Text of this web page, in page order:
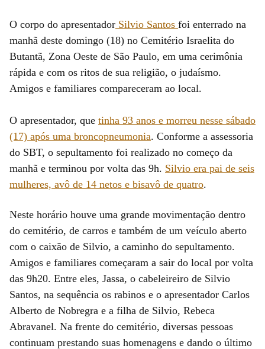
O corpo do apresentador Silvio Santos foi enterrado na
manhã deste domingo (18) no Cemitério Israelita do
Butantã, Zona Oeste de São Paulo, em uma cerimônia
rápida e com os ritos de sua religião, o judaísmo.
Amigos e familiares compareceram ao local.
O apresentador, que tinha 93 anos e morreu nesse sábado
(17) após uma broncopneumonia. Conforme a assessoria
do SBT, o sepultamento foi realizado no começo da
manhã e terminou por volta das 9h. Silvio era pai de seis
mulheres, avô de 14 netos e bisavô de quatro.
Neste horário houve uma grande movimentação dentro
do cemitério, de carros e também de um veículo aberto
com o caixão de Silvio, a caminho do sepultamento.
Amigos e familiares começaram a sair do local por volta
das 9h20. Entre eles, Jassa, o cabeleireiro de Silvio
Santos, na sequência os rabinos e o apresentador Carlos
Alberto de Nobregra e a filha de Silvio, Rebeca
Abravanel. Na frente do cemitério, diversas pessoas
continuam prestando suas homenagens e dando o último